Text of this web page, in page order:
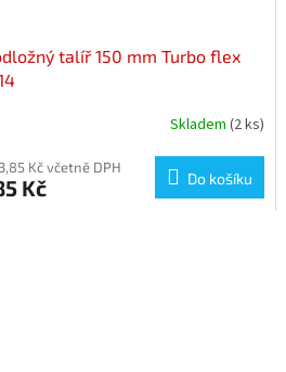
talíř 150 mm Turbo flex
Skladem (2 ks)
Kč včetně DPH
Kč Do košíku